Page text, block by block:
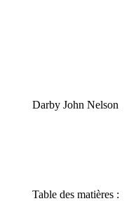
Darby John Nelson
Table des matières :